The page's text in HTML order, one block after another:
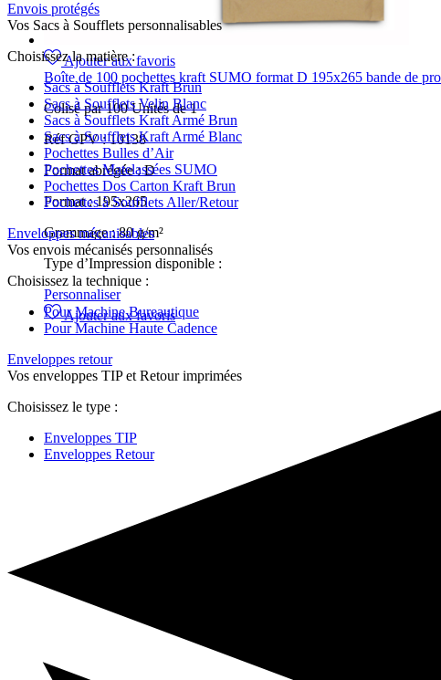
Envois protégés
Vos Sacs à Soufflets personnalisables
Choisissez la matière :
Sacs à Soufflets Kraft Brun
Sacs à Soufflets Velin Blanc
Sacs à Soufflets Kraft Armé Brun
Sacs à Soufflets Kraft Armé Blanc
Pochettes Bulles d’Air
Pochettes Matelassées SUMO
Pochettes Dos Carton Kraft Brun
Pochettes à Soufflets Aller/Retour
Enveloppes mécanisables
Vos envois mécanisés personnalisés
Choisissez la technique :
Pour Machine Bureautique
Pour Machine Haute Cadence
Enveloppes retour
Vos enveloppes TIP et Retour imprimées
Choisissez le type :
Enveloppes TIP
Enveloppes Retour
Ajouter aux favoris
Boîte de 100 pochettes kraft SUMO format D 195x265 bande de
Colisé par 100 Unités de 1
Réf GPV :10138
Format abrégée :D
Format : 195x265
Grammage :80 g/m²
Type d’Impression disponible :
Personnaliser
Ajouter aux favoris